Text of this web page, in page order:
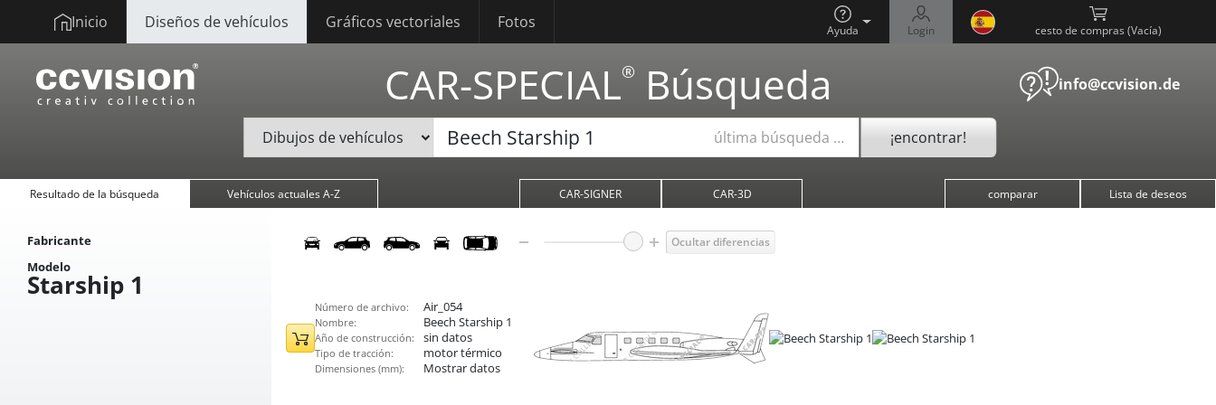
Inicio Diseños de vehículos Gráficos vectoriales Fotos Ayuda Login cesto de compras ( )
CAR-SPECIAL® Búsqueda info@ccvision.de
última búsqueda … ¡encontrar!
Resultado de la búsqueda Vehículos actuales A-Z CAR-SIGNER CAR-3D comparar Lista de deseos
Fabricante
Modelo
Starship 1
Ocultar diferencias
Número de archivo: Air_054
Nombre: Beech Starship 1
Año de construcción: sin datos
Tipo de tracción: motor térmico
Dimensiones (mm): Mostrar datos